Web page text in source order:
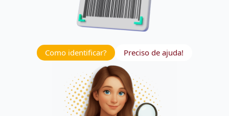
Como identificar? Preciso de ajuda!